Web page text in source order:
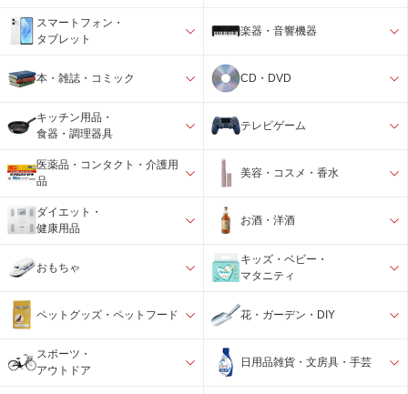
スマートフォン・
タブレット
楽器・音響機器
本・雑誌・コミック CD・DVD
キッチン用品・
食器・調理器具
テレビゲーム
医薬品・コンタクト・介護用
品
美容・コスメ・香水
ダイエット・
健康用品
お酒・洋酒
おもちゃ
キッズ・ベビー・
マタニティ
ペットグッズ・ペットフード 花・ガーデン・DIY
スポーツ・
アウトドア
日用品雑貨・文房具・手芸